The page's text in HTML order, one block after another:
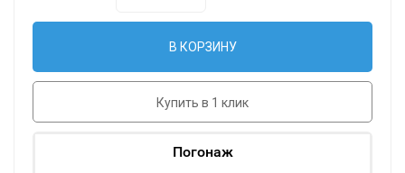
В КОРЗИНУ
Купить в 1 клик
Погонаж